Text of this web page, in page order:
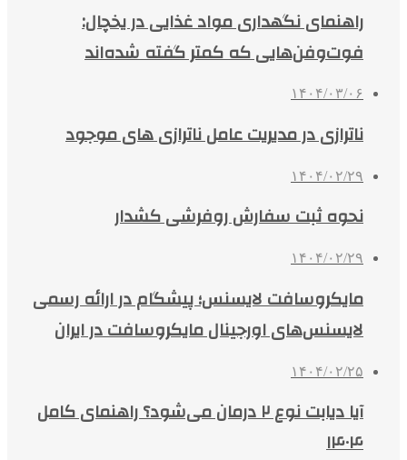
راهنمای نگهداری مواد غذایی در یخچال:
فوت‌وفن‌هایی که کمتر گفته شده‌اند
۱۴۰۴/۰۳/۰۶
ناترازی در مدیریت عامل ناترازی های موجود
۱۴۰۴/۰۲/۲۹
نحوه ثبت سفارش روفرشی کشدار
۱۴۰۴/۰۲/۲۹
مایکروسافت لایسنس؛ پیشگام در ارائه رسمی
لایسنس‌های اورجینال مایکروسافت در ایران
۱۴۰۴/۰۲/۲۵
آیا دیابت نوع ۲ درمان می‌شود؟ راهنمای کامل
۱۴۰۴